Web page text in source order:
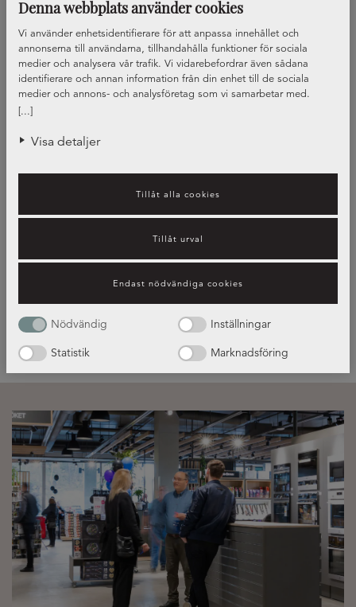
Denna webbplats använder cookies
[...]
Vi använder enhetsidentifierare för att anpassa innehållet och
annonserna till användarna, tillhandahålla funktioner för sociala
medier och analysera vår trafik. Vi vidarebefordrar även sådana
identifierare och annan information från din enhet till de sociala
medier och annons- och analysföretag som vi samarbetar med.
Dessa kan i sin tur kombinera informationen med annan information
använt deras tjänster.
Visa detaljer
Tillåt alla cookies
Tillåt urval
Endast nödvändiga cookies
Nödvändig
Inställningar
Statistik
Marknadsföring
Guide – beslag